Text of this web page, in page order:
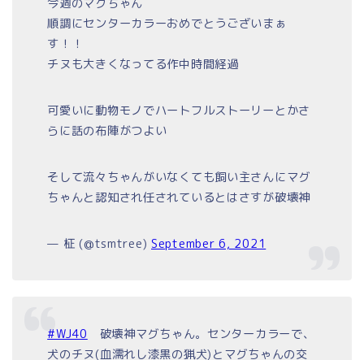
順調にセンターカラーおめでとうございまぁ
す！！
チヌも大きくなってる作中時間経過
可愛いに動物モノでハートフルストーリーとかさ
らに話の布陣がつよい
そして流々ちゃんがいなくても飼い主さんにマグ
ちゃんと認知され任されているとはさすが破壊神
— 柾 (@tsmtree) September 6, 2021
#WJ40 破壊神マグちゃん。センターカラーで、
犬のチヌ(血濡れし漆黒の猟犬)とマグちゃんの交